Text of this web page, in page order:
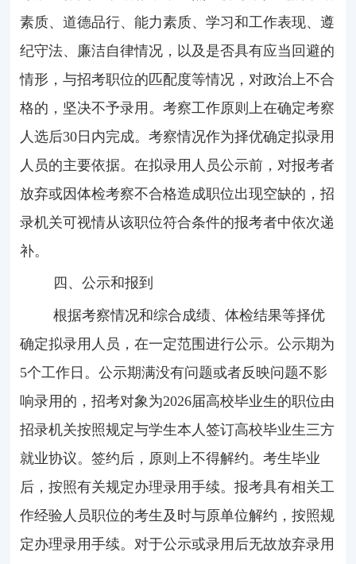
素质、道德品行、能力素质、学习和工作表现、遵
纪守法、廉洁自律情况，以及是否具有应当回避的
情形，与招考职位的匹配度等情况，对政治上不合
格的，坚决不予录用。考察工作原则上在确定考察
人选后30日内完成。考察情况作为择优确定拟录用
人员的主要依据。在拟录用人员公示前，对报考者
放弃或因体检考察不合格造成职位出现空缺的，招
录机关可视情从该职位符合条件的报考者中依次递
补。
四、公示和报到
根据考察情况和综合成绩、体检结果等择优
确定拟录用人员，在一定范围进行公示。公示期为
5个工作日。公示期满没有问题或者反映问题不影
响录用的，招考对象为2026届高校毕业生的职位由
招录机关按照规定与学生本人签订高校毕业生三方
就业协议。签约后，原则上不得解约。考生毕业
后，按照有关规定办理录用手续。报考具有相关工
作经验人员职位的考生及时与原单位解约，按照规
定办理录用手续。对于公示或录用后无故放弃录用